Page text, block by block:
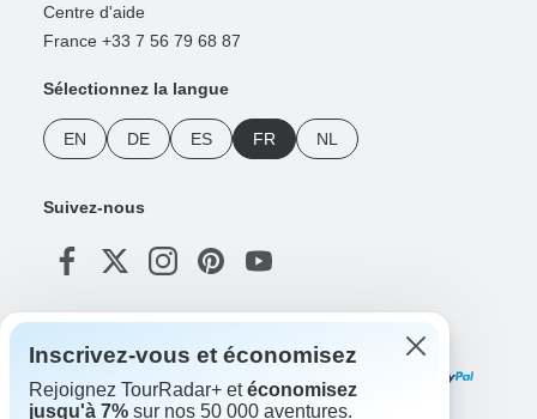
Centre d'aide
France +33 7 56 79 68 87
Sélectionnez la langue
EN DE ES FR NL
Suivez-nous
Inscrivez-vous et économisez
Rejoignez TourRadar+ etéconomisez
jusqu'à 7% sur nos 50 000 aventures.